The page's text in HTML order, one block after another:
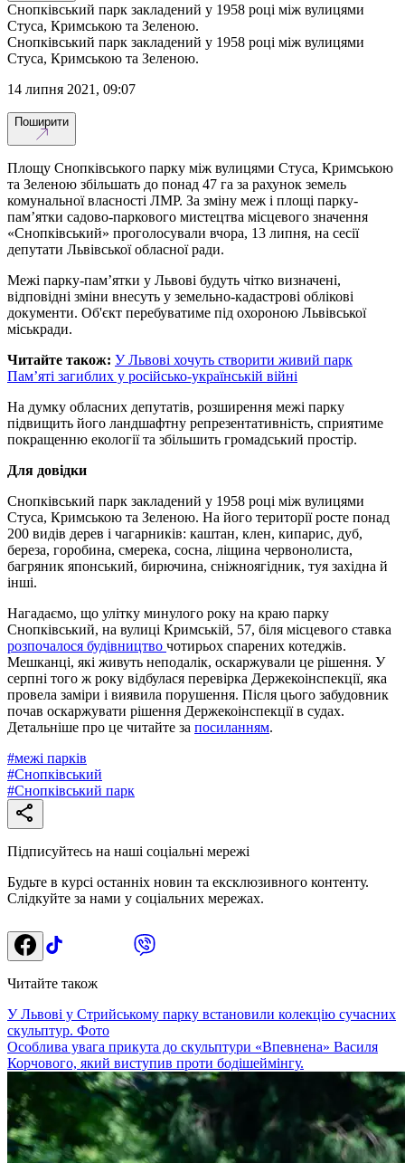
Снопківський парк закладений у 1958 році між вулицями
Стуса, Кримською та Зеленою.
Снопківський парк закладений у 1958 році між вулицями
Стуса, Кримською та Зеленою.
14 липня 2021, 09:07
Поширити
Площу Снопківського парку між вулицями Стуса, Кримською
та Зеленою збільшать до понад 47 га за рахунок земель
комунальної власності ЛМР. За зміну меж і площі парку-
пам’ятки садово-паркового мистецтва місцевого значення
«Снопківський» проголосували вчора, 13 липня, на сесії
депутати Львівської обласної ради.
Межі парку-пам’ятки у Львові будуть чітко визначені,
відповідні зміни внесуть у земельно-кадастрові облікові
документи. Об'єкт перебуватиме під охороною Львівської
міськради.
Читайте також: У Львові хочуть створити живий парк
Пам’яті загиблих у російсько-українській війні
На думку обласних депутатів, розширення межі парку
підвищить його ландшафтну репрезентативність, сприятиме
покращенню екології та збільшить громадський простір.
Для довідки
Снопківський парк закладений у 1958 році між вулицями
Стуса, Кримською та Зеленою. На його території росте понад
200 видів дерев і чагарників: каштан, клен, кипарис, дуб,
береза, горобина, смерека, сосна, ліщина червонолиста,
багряник японський, бирючина, сніжноягідник, туя західна й
інші.
Нагадаємо, що улітку минулого року на краю парку
Снопківський, на вулиці Кримській, 57, біля місцевого ставка
розпочалося будівництво чотирьох спарених котеджів.
Мешканці, які живуть неподалік, оскаржували це рішення. У
серпні того ж року відбулася перевірка Держекоінспекції, яка
провела заміри і виявила порушення. Після цього забудовник
почав оскаржувати рішення Держекоінспекції в судах.
Детальніше про це читайте за посиланням.
#межі парків
#Снопківський
#Снопківський парк
Підписуйтесь на наші соціальні мережі
Будьте в курсі останніх новин та ексклюзивного контенту.
Слідкуйте за нами у соціальних мережах.
Читайте також
У Львові у Стрийському парку встановили колекцію сучасних
скульптур. Фото
Особлива увага прикута до скульптури «Впевнена» Василя
Корчового, який виступив проти бодішеймінгу.